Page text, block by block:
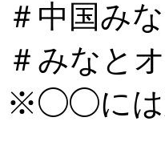
＃中国み
＃みなと
※◯◯には